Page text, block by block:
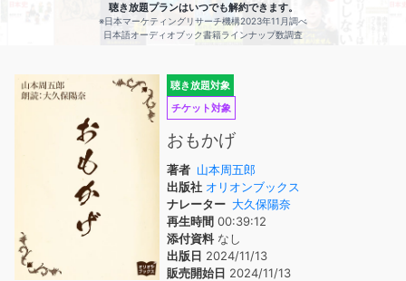
聴き放題プランはいつでも解約できます。
※日本マーケティングリサーチ機構2023年11月調べ
日本語オーディオブック書籍ラインナップ数調査
聴き放題対象
チケット対象
おもかげ
著者 山本周五郎
出版社 オリオンブックス
ナレーター 大久保陽奈
再生時間 00:39:12
添付資料なし
出版日 2024/11/13
販売開始日 2024/11/13